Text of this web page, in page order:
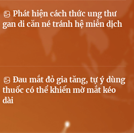
Phát hiện cách thức ung thư
gan di căn né tránh hệ miễn dịch
Đau mắt đỏ gia tăng, tự ý dùng
thuốc có thể khiến mờ mắt kéo
dài